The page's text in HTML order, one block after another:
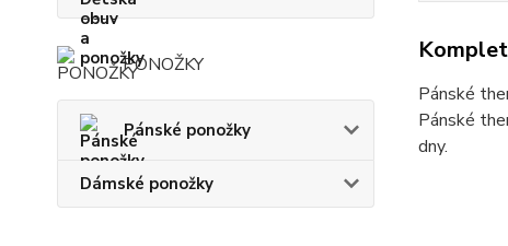
PONOŽKY
Pánské ponožky
Dámské ponožky
Pánské
Pánské
dny.